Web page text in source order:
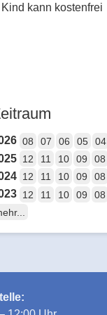
kann kostenfrei
08 07 06 05 04
12 11 10 09 08
12 11 10 09 08
12 11 10 09 08